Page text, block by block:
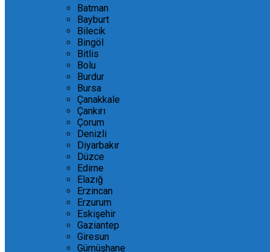
Batman
Bayburt
Bilecik
Bingöl
Bitlis
Bolu
Burdur
Bursa
Çanakkale
Çankırı
Çorum
Denizli
Diyarbakır
Düzce
Edirne
Elazığ
Erzincan
Erzurum
Eskişehir
Gaziantep
Giresun
Gümüşhane